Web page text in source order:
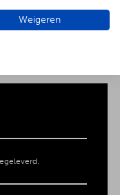
Dat is
luxe!
Weigeren